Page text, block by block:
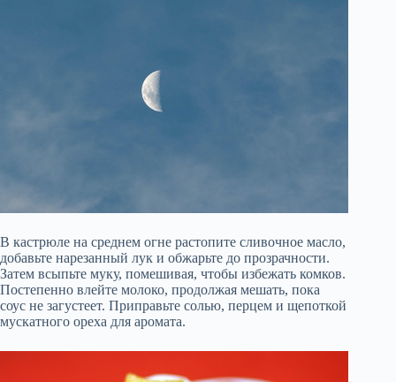
В кастрюле на среднем огне растопите сливочное масло,
добавьте нарезанный лук и обжарьте до прозрачности.
Затем всыпьте муку, помешивая, чтобы избежать комков.
Постепенно влейте молоко, продолжая мешать, пока
соус не загустеет. Приправьте солью, перцем и щепоткой
мускатного ореха для аромата.